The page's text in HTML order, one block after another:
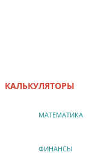
КАЛЬКУЛЯТОРЫ
МАТЕМАТИКА
ФИНАНСЫ